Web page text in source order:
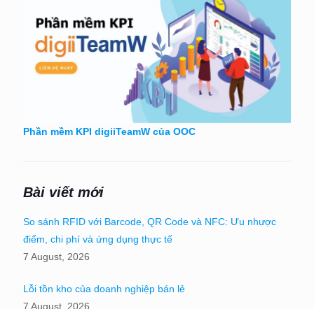
Phần mềm KPI digiiTeamW của OOC
Bài viết mới
So sánh RFID với Barcode, QR Code và NFC: Ưu nhược
điểm, chi phí và ứng dụng thực tế
7 August, 2026
Lỗi tồn kho của doanh nghiệp bán lẻ
7 August, 2026